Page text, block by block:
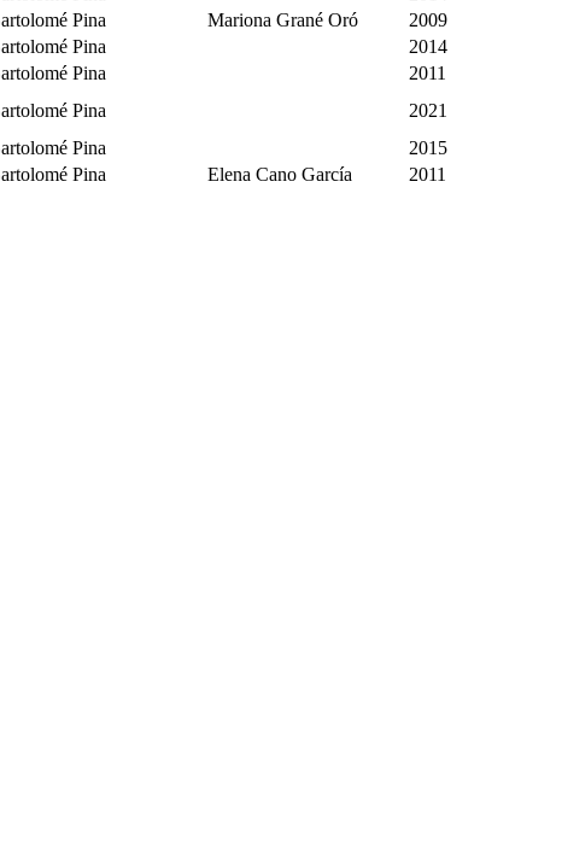
Pina Mariona Grané Oró
2009
Pina
2014
Pina
2011
Pina
2021
Pina
2015
Pina Elena Cano García 2011